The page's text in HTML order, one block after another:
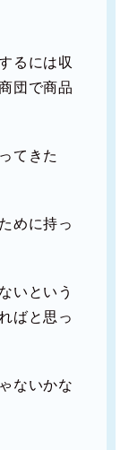
るには収
団で商品
てきた
めに持っ
いという
ばと思っ
ないかな